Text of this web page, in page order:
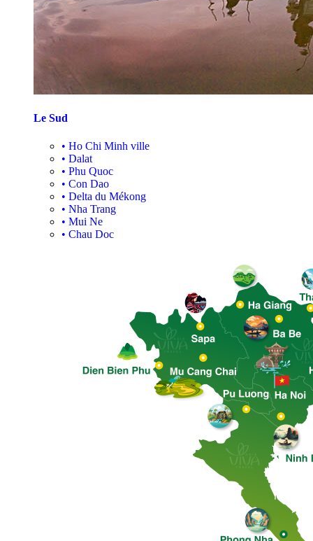
Le Sud
• Ho Chi Minh ville
• Dalat
• Phu Quoc
• Con Dao
• Delta du Mékong
• Nha Trang
• Mui Ne
• Chau Doc